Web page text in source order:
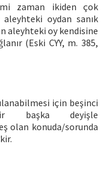
zaman ikiden çok
oydan sanık
aleyhteki oy kendisine
(Eski CYY, m. 385,
için beşinci
başka deyişle
olan konuda/sorunda